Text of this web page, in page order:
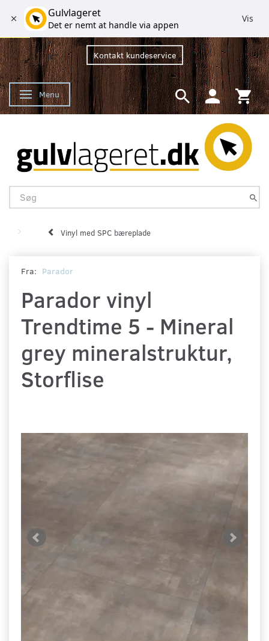
Kontakt kundeservice
Skifte navigation
Menu
Vinyl med SPC bæreplade
Fra: Parador
Parador vinyl
Trendtime 5 - Mineral
grey mineralstruktur,
Storflise
Gulvlageret
Det er nemt at handle via appen
Vis